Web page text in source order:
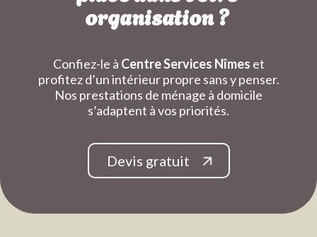
organisation ?
Confiez-le à Centre Services Nîmes et
profitez d’un intérieur propre sans y penser.
Nos prestations de ménage à domicile
s’adaptent à vos priorités.
Devis gratuit